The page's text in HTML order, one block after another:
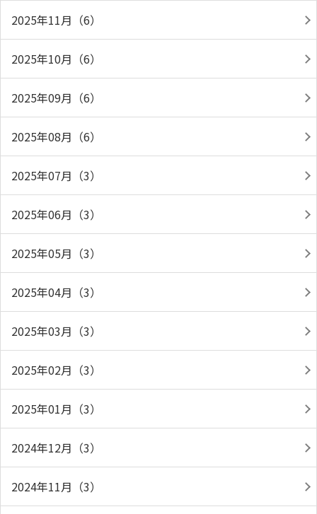
2025年11月（6）
2025年10月（6）
2025年09月（6）
2025年08月（6）
2025年07月（3）
2025年06月（3）
2025年05月（3）
2025年04月（3）
2025年03月（3）
2025年02月（3）
2025年01月（3）
2024年12月（3）
2024年11月（3）